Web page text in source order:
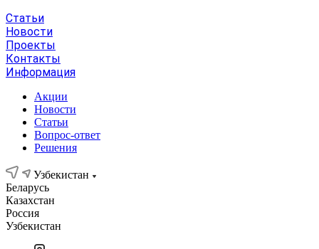
Статьи
Новости
Проекты
Контакты
Информация
Акции
Новости
Статьи
Вопрос-ответ
Решения
Узбекистан
Беларусь
Казахстан
Россия
Узбекистан